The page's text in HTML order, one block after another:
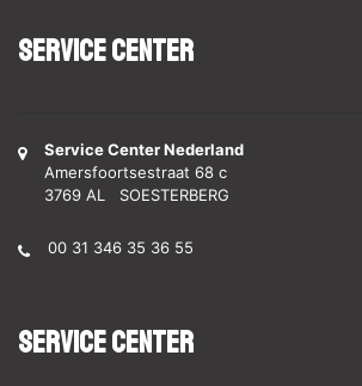
Service Center
Service Center Nederland
Amersfoortsestraat 68 c
3769 AL SOESTERBERG
00 31 346 35 36 55
Service Center